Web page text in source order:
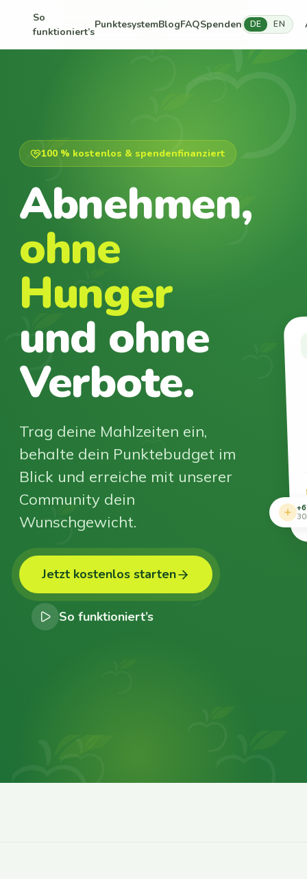
So
funktioniert’s
PunktesystemBlogFAQSpenden DE EN
100 % kostenlos & spendenfinanziert
Abnehmen,
ohne
Hunger
und ohne
Verbote.
Trag deine Mahlzeiten ein,
behalte dein Punktebudget im
Blick und erreiche mit unserer
Community dein
Wunschgewicht.
Jetzt kostenlos starten
So funktioniert’s